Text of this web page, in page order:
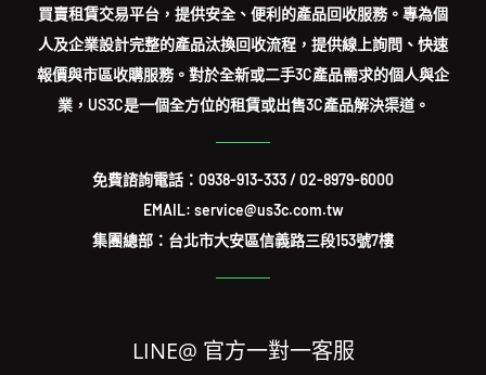
買賣租賃交易平台，提供安全、便利的產品回收服務。專為個
人及企業設計完整的產品汰換回收流程，提供線上詢問、快速
報價與市區收購服務。對於全新或二手3C產品需求的個人與企
業，US3C是一個全方位的租賃或出售3C產品解決渠道。
免費諮詢電話： 0938-913-333/02-8979-6000
EMAIL: service@us3c.com.tw
集團總部：台北市大安區信義路三段153號7樓
LINE@ 官方一對一客服